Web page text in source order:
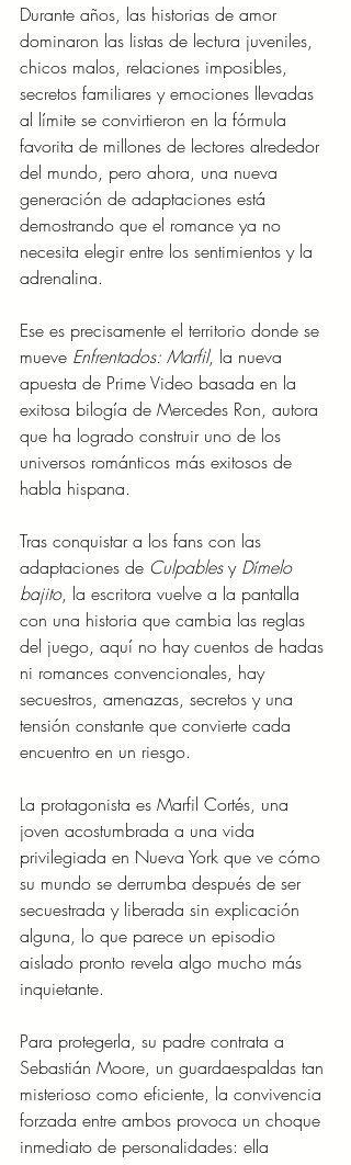
Durante años, las historias de amor
dominaron las listas de lectura juveniles,
chicos malos, relaciones imposibles,
secretos familiares y emociones llevadas
al límite se convirtieron en la fórmula
favorita de millones de lectores alrededor
del mundo, pero ahora, una nueva
generación de adaptaciones está
demostrando que el romance ya no
necesita elegir entre los sentimientos y la
adrenalina.
Ese es precisamente el territorio donde se
mueve Enfrentados: Marfil, la nueva
apuesta de Prime Video basada en la
exitosa bilogía de Mercedes Ron, autora
que ha logrado construir uno de los
universos románticos más exitosos de
habla hispana.
Tras conquistar a los fans con las
adaptaciones de Culpables y Dímelo
bajito, la escritora vuelve a la pantalla
con una historia que cambia las reglas
del juego, aquí no hay cuentos de hadas
ni romances convencionales, hay
secuestros, amenazas, secretos y una
tensión constante que convierte cada
encuentro en un riesgo.
La protagonista es Marfil Cortés, una
joven acostumbrada a una vida
privilegiada en Nueva York que ve cómo
su mundo se derrumba después de ser
secuestrada y liberada sin explicación
alguna, lo que parece un episodio
aislado pronto revela algo mucho más
inquietante.
Para protegerla, su padre contrata a
Sebastián Moore, un guardaespaldas tan
misterioso como eficiente, la convivencia
forzada entre ambos provoca un choque
inmediato de personalidades: ella